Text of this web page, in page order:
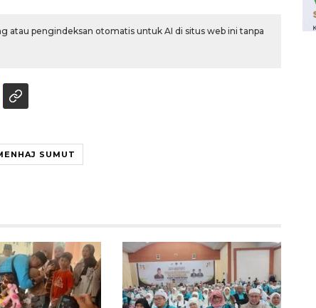
atau pengindeksan otomatis untuk AI di situs web ini tanpa
SUMUT